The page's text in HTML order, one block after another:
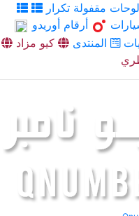
لوحات مقفولة تكرار
أرقام أوريدو
المنتدى
كيو مزاد